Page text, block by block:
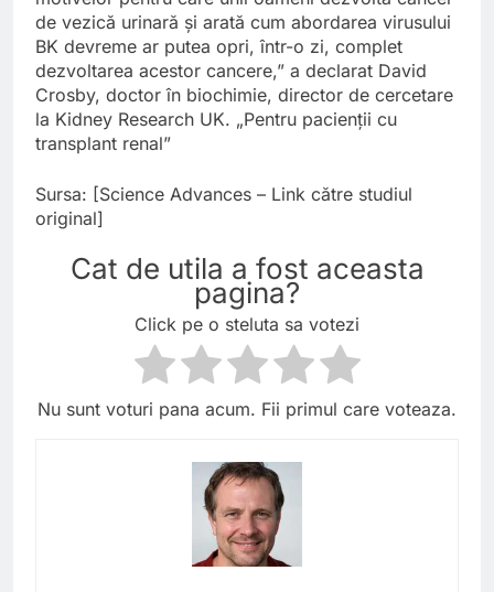
de vezică urinară și arată cum abordarea virusului
BK devreme ar putea opri, într-o zi, complet
dezvoltarea acestor cancere,” a declarat David
Crosby, doctor în biochimie, director de cercetare
la Kidney Research UK. „Pentru pacienții cu
transplant renal”
Sursa: [Science Advances – Link către studiul
original]
Cat de utila a fost aceasta
pagina?
Click pe o steluta sa votezi
Nu sunt voturi pana acum. Fii primul care voteaza.